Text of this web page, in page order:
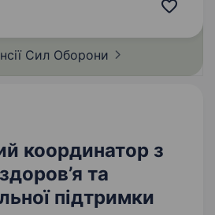
Сил Оборони
координатор з
та
підтримки